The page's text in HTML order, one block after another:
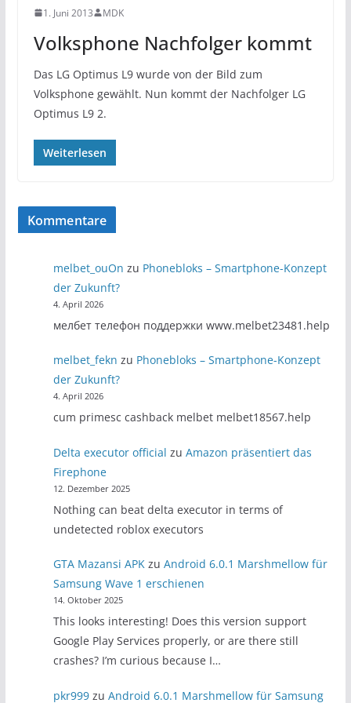
1. Juni 2013 MDK
Volksphone Nachfolger kommt
Das LG Optimus L9 wurde von der Bild zum
Volksphone gewählt. Nun kommt der Nachfolger LG
Optimus L9 2.
Weiterlesen
Kommentare
melbet_ouOn zu Phonebloks – Smartphone-Konzept
der Zukunft?
4. April 2026
мелбет телефон поддержки www.melbet23481.help
melbet_fekn zu Phonebloks – Smartphone-Konzept
der Zukunft?
4. April 2026
cum primesc cashback melbet melbet18567.help
Delta executor official zuAmazon präsentiert das
Firephone
12. Dezember 2025
Nothing can beat delta executor in terms of
undetected roblox executors
GTA Mazansi APK zuAndroid 6.0.1 Marshmellow für
Samsung Wave 1 erschienen
14. Oktober 2025
This looks interesting! Does this version support
Google Play Services properly, or are there still
crashes? I’m curious because I…
pkr999 zuAndroid 6.0.1 Marshmellow für Samsung